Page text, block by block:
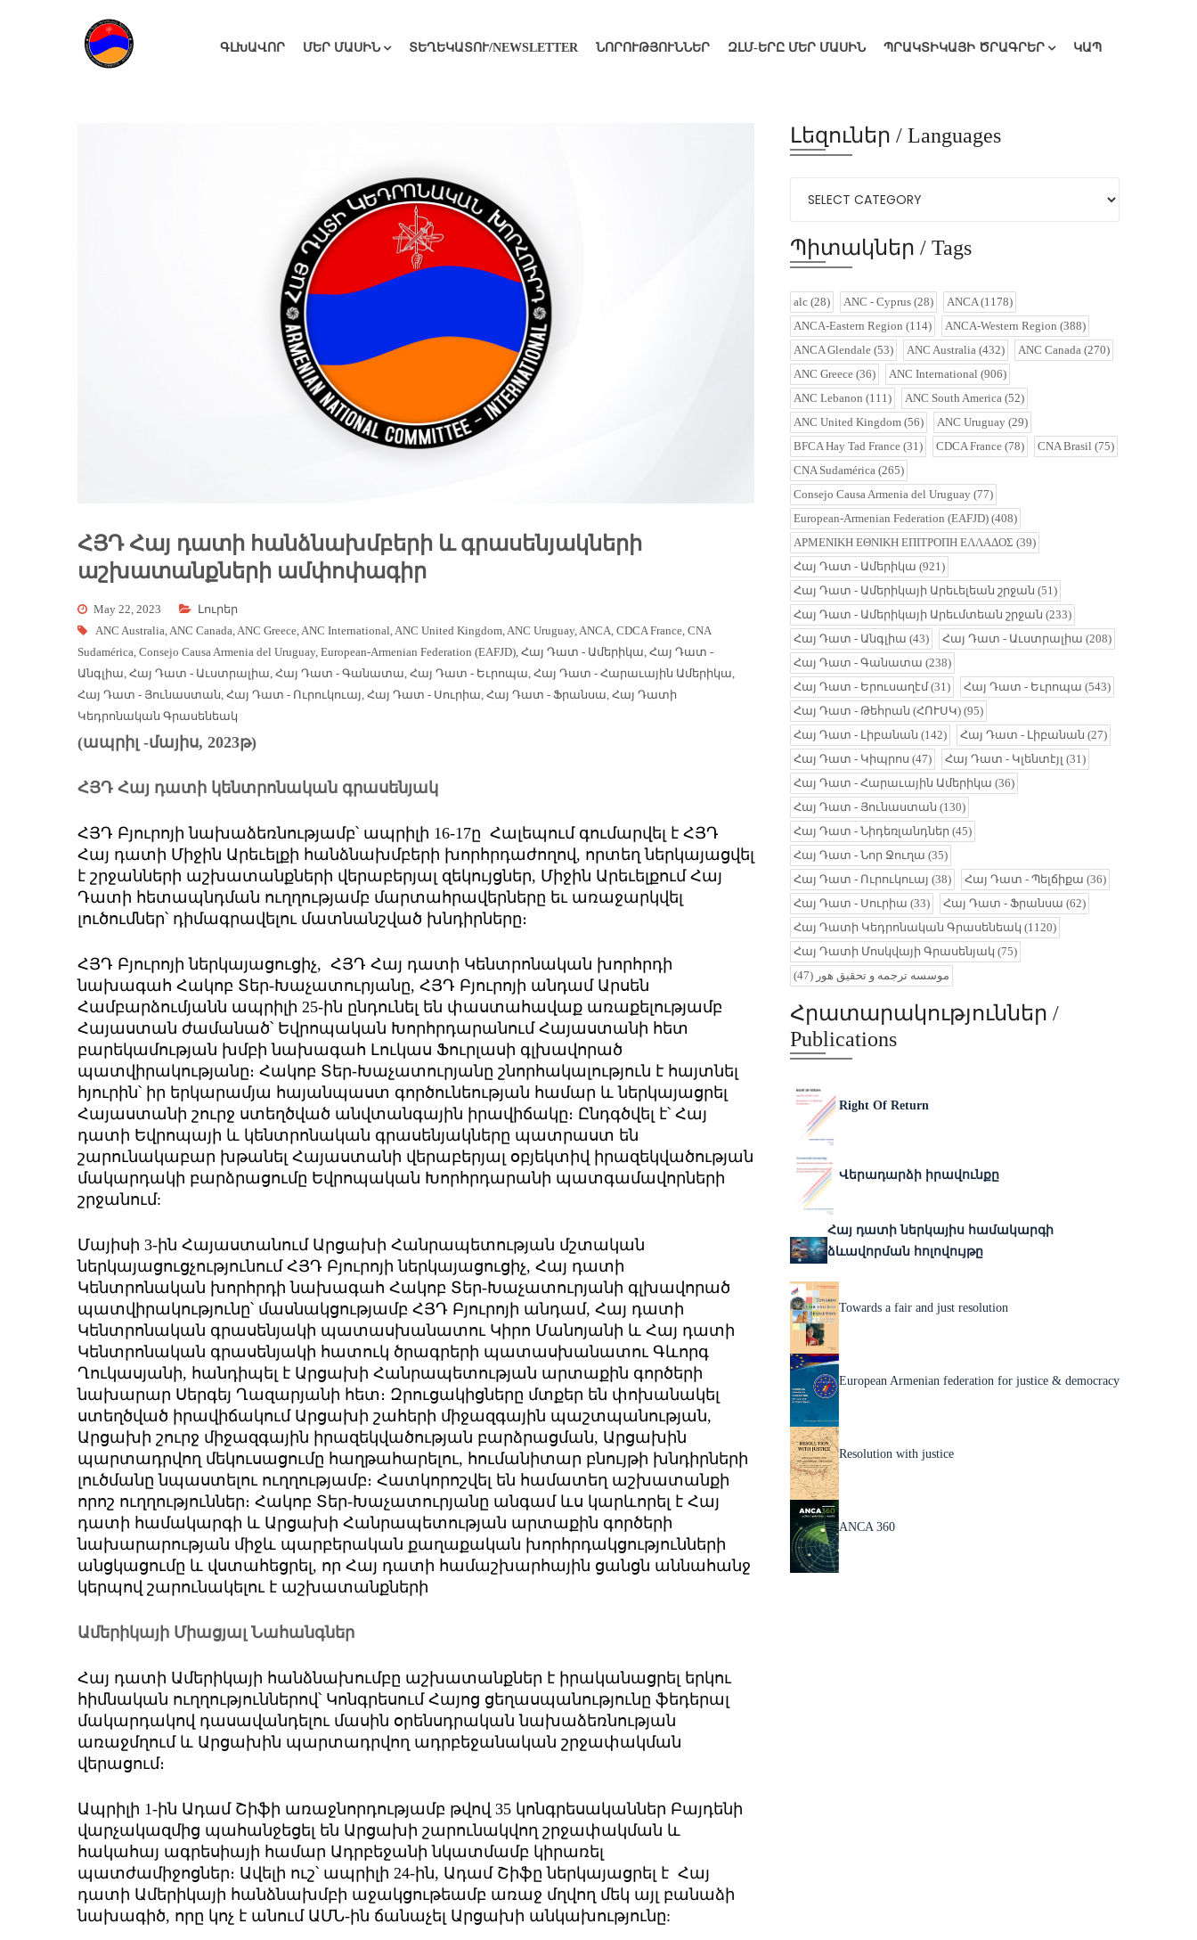
ԳԼԽԱՎՈՐ ՄԵՐ ՄԱՍԻՆ ՏԵՂԵԿԱՏՈՒ/NEWSLETTER ՆՈՐՈՒԹՅՈՒՆՆԵՐ ԶԼՄ-ԵՐԸ ՄԵՐ ՄԱՍԻՆ ՊՐԱԿՏԻԿԱՅԻ ԾՐԱԳՐԵՐ ԿԱՊ
ՀՅԴ Հայ դատի հանձնախմբերի և գրասենյակների
աշխատանքների ամփոփագիր
May 22, 2023
Լուրեր
ANC Australia,ANC Canada,ANC Greece,ANC International,ANC United Kingdom,ANC Uruguay,ANCA, CDCA France, CNA
Sudamérica, Consejo Causa Armenia del Uruguay, European-Armenian Federation (EAFJD), Հայ Դատ - Ամերիկա, Հայ Դատ -
Անգլիա, Հայ Դատ - Աւստրալիա, Հայ Դատ - Գանատա, Հայ Դատ - Եւրոպա, Հայ Դատ - Հարաւային Ամերիկա,
Հայ Դատ - Յունաստան, Հայ Դատ - Ուրուկուայ, Հայ Դատ - Սուրիա, Հայ Դատ - Ֆրանսա, Հայ Դատի
Կեդրոնական Գրասենեակ
(ապրիլ -մայիս, 2023թ)
ՀՅԴ Հայ դատի կենտրոնական գրասենյակ
ՀՅԴ Բյուրոյի նախաձեռնությամբ՝ ապրիլի 16-17ը Հալեպում գումարվել է ՀՅԴ
Հայ դատի Միջին Արեւելքի հանձնախմբերի խորհրդաժողով, որտեղ ներկայացվել
է շրջանների աշխատանքների վերաբերյալ զեկույցներ, Միջին Արեւելքում Հայ
Դատի հետապնդման ուղղությամբ մարտահրավերները եւ առաջարկվել
լուծումներ՝ դիմագրավելու մատնանշված խնդիրները։
ՀՅԴ Բյուրոյի ներկայացուցիչ, ՀՅԴ Հայ դատի Կենտրոնական խորհրդի
նախագահ Հակոբ Տեր-Խաչատուրյանը, ՀՅԴ Բյուրոյի անդամ Արսեն
Համբարձումյանն ապրիլի 25-ին ընդունել են փաստահավաք առաքելությամբ
Հայաստան ժամանած՝ Եվրոպական Խորհրդարանում Հայաստանի հետ
բարեկամության խմբի նախագահ Լուկաս Ֆուրլասի գլխավորած
պատվիրակությանը։ Հակոբ Տեր-Խաչատուրյանը շնորհակալություն է հայտնել
հյուրին՝ իր երկարամյա հայանպաստ գործունեության համար և ներկայացրել
Հայաստանի շուրջ ստեղծված անվտանգային իրավիճակը։ Ընդգծվել է՝ Հայ
դատի Եվրոպայի և կենտրոնական գրասենյակները պատրաստ են
շարունակաբար խթանել Հայաստանի վերաբերյալ օբյեկտիվ իրազեկվածության
մակարդակի բարձրացումը Եվրոպական Խորհրդարանի պատգամավորների
շրջանում:
Մայիսի 3-ին Հայաստանում Արցախի Հանրապետության մշտական
ներկայացուցչությունում ՀՅԴ Բյուրոյի ներկայացուցիչ, Հայ դատի
Կենտրոնական խորհրդի նախագահ Հակոբ Տեր-Խաչատուրյանի գլխավորած
պատվիրակությունը՝ մասնակցությամբ ՀՅԴ Բյուրոյի անդամ, Հայ դատի
Կենտրոնական գրասենյակի պատասխանատու Կիրո Մանոյանի և Հայ դատի
Կենտրոնական գրասենյակի հատուկ ծրագրերի պատասխանատու Գևորգ
Ղուկասյանի, հանդիպել է Արցախի Հանրապետության արտաքին գործերի
նախարար Սերգեյ Ղազարյանի հետ։ Զրուցակիցները մտքեր են փոխանակել
ստեղծված իրավիճակում Արցախի շահերի միջազգային պաշտպանության,
Արցախի շուրջ միջազգային իրազեկվածության բարձրացման, Արցախին
պարտադրվող մեկուսացումը հաղթահարելու, հումանիտար բնույթի խնդիրների
լուծմանը նպաստելու ուղղությամբ։ Հատկորոշվել են համատեղ աշխատանքի
որոշ ուղղություններ։ Հակոբ Տեր-Խաչատուրյանը անգամ ևս կարևորել է Հայ
դատի համակարգի և Արցախի Հանրապետության արտաքին գործերի
նախարարության միջև պարբերական քաղաքական խորհրդակցությունների
անցկացումը և վստահեցրել, որ Հայ դատի համաշխարհային ցանցն աննահանջ
կերպով շարունակելու է աշխատանքների
Ամերիկայի Միացյալ Նահանգներ
Հայ դատի Ամերիկայի հանձնախումբը աշխատանքներ է իրականացրել երկու
հիմնական ուղղություններով՝ Կոնգրեսում Հայոց ցեղասպանությունը ֆեդերալ
մակարդակով դասավանդելու մասին օրենսդրական նախաձեռնության
առաջմղում և Արցախին պարտադրվող ադրբեջանական շրջափակման
վերացում։
Ապրիլի 1-ին Ադամ Շիֆի առաջնորդությամբ թվով 35 կոնգրեսականներ Բայդենի
վարչակազմից պահանջեցել են Արցախի շարունակվող շրջափակման և
հակահայ ագրեսիայի համար Ադրբեջանի նկատմամբ կիրառել
պատժամիջոցներ։ Ավելի ուշ՝ ապրիլի 24-ին, Ադամ Շիֆը ներկայացրել է Հայ
դատի Ամերիկայի հանձնախմբի աջակցութեամբ առաջ մղվող մեկ այլ բանաձի
նախագիծ, որը կոչ է անում ԱՄՆ-ին ճանաչել Արցախի անկախությունը:
Լեզուներ / Languages
Պիտակներ / Tags
alc (28) ANC - Cyprus (28) ANCA(1178)
ANCA-Eastern Region (114) ANCA-Western Region (388)
ANCA Glendale (53) ANC Australia (432) ANC Canada (270)
ANC Greece (36) ANC International (906)
ANC Lebanon (111) ANC South America (52)
ANC United Kingdom (56) ANC Uruguay (29)
BFCA Hay Tad France (31) CDCA France (78) CNA Brasil (75)
CNA Sudamérica (265)
Consejo Causa Armenia del Uruguay (77)
European-Armenian Federation (EAFJD) (408)
ΑΡΜΕΝΙΚΗ ΕΘΝΙΚΗ ΕΠΙΤΡΟΠΗ ΕΛΛΑΔΟΣ (39)
Հայ Դատ - Ամերիկա (921)
Հայ Դատ - Ամերիկայի Արեւելեան շրջան (51)
Հայ Դատ - Ամերիկայի Արեւմտեան շրջան (233)
Հայ Դատ - Անգլիա (43) Հայ Դատ - Աւստրալիա (208)
Հայ Դատ - Գանատա (238)
Հայ Դատ - Երուսաղէմ(31) Հայ Դատ - Եւրոպա (543)
Հայ Դատ - Թեհրան (ՀՈՒՍԿ) (95)
Հայ Դատ - Լիբանան (142) Հայ Դատ - Լիբանան (27)
Հայ Դատ - Կիպրոս (47) Հայ Դատ - Կլենտէյլ (31)
Հայ Դատ - Հարաւային Ամերիկա (36)
Հայ Դատ - Յունաստան (130)
Հայ Դատ - Նիդեռլանդներ (45)
Հայ Դատ - Նոր Ջուղա (35)
Հայ Դատ - Ուրուկուայ (38) Հայ Դատ - Պելճիքա (36)
Հայ Դատ - Սուրիա (33) Հայ Դատ - Ֆրանսա (62)
Հայ Դատի Կեդրոնական Գրասենեակ (1120)
Հայ Դատի Մոսկվայի Գրասենյակ (75)
موسسه ترجمه و تحقیق هور (47)
Հրատարակություններ /
Publications
Right Of Return
Վերադարձի իրավունքը
Հայ դատի ներկայիս համակարգի
ձևավորման հոլովույթը
Towards a fair and just resolution
European Armenian federation for justice & democracy
Resolution with justice
ANCA 360